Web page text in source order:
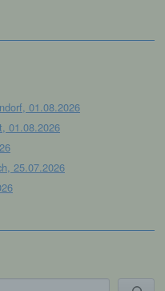
01.08.2026
01.08.2026
25.07.2026
jederzeit
bereits gesetzte
oder
werden. Dies
möglich.
die Setzung von
sind
unserer